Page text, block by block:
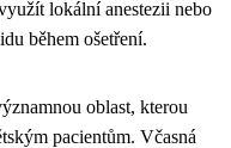
lokální anestezii nebo
během ošetření.
oblast, kterou
pacientům. Včasná